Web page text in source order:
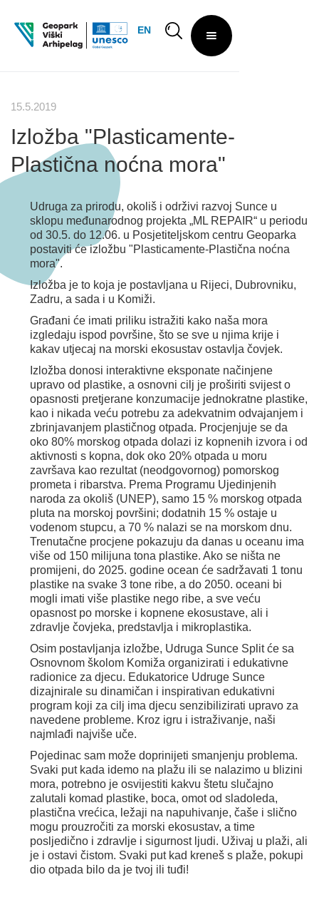
EN
15.5.2019
Izložba "Plasticamente-
Plastična noćna mora"
Udruga za prirodu, okoliš i održivi razvoj Sunce u
sklopu međunarodnog projekta „ML REPAIR“ u periodu
od 30.5. do 12.06. u Posjetiteljskom centru Geoparka
postaviti će izložbu "Plasticamente-Plastična noćna
mora".
Izložba je to koja je postavljana u Rijeci, Dubrovniku,
Zadru, a sada i u Komiži.
Građani će imati priliku istražiti kako naša mora
izgledaju ispod površine, što se sve u njima krije i
kakav utjecaj na morski ekosustav ostavlja čovjek.
Izložba donosi interaktivne eksponate načinjene
upravo od plastike, a osnovni cilj je proširiti svijest o
opasnosti pretjerane konzumacije jednokratne plastike,
kao i nikada veću potrebu za adekvatnim odvajanjem i
zbrinjavanjem plastičnog otpada. Procjenjuje se da
oko 80% morskog otpada dolazi iz kopnenih izvora i od
aktivnosti s kopna, dok oko 20% otpada u moru
završava kao rezultat (neodgovornog) pomorskog
prometa i ribarstva. Prema Programu Ujedinjenih
naroda za okoliš (UNEP), samo 15 % morskog otpada
pluta na morskoj površini; dodatnih 15 % ostaje u
vodenom stupcu, a 70 % nalazi se na morskom dnu.
Trenutačne procjene pokazuju da danas u oceanu ima
više od 150 milijuna tona plastike. Ako se ništa ne
promijeni, do 2025. godine ocean će sadržavati 1 tonu
plastike na svake 3 tone ribe, a do 2050. oceani bi
mogli imati više plastike nego ribe, a sve veću
opasnost po morske i kopnene ekosustave, ali i
zdravlje čovjeka, predstavlja i mikroplastika.
Osim postavljanja izložbe, Udruga Sunce Split će sa
Osnovnom školom Komiža organizirati i edukativne
radionice za djecu. Edukatorice Udruge Sunce
dizajnirale su dinamičan i inspirativan edukativni
program koji za cilj ima djecu senzibilizirati upravo za
navedene probleme. Kroz igru i istraživanje, naši
najmlađi najviše uče.
Pojedinac sam može doprinijeti smanjenju problema.
Svaki put kada idemo na plažu ili se nalazimo u blizini
mora, potrebno je osvijestiti kakvu štetu slučajno
zalutali komad plastike, boca, omot od sladoleda,
plastična vrećica, ležaji na napuhivanje, čaše i slično
mogu prouzročiti za morski ekosustav, a time
posljedično i zdravlje i sigurnost ljudi. Uživaj u plaži, ali
je i ostavi čistom. Svaki put kad kreneš s plaže, pokupi
dio otpada bilo da je tvoj ili tuđi!